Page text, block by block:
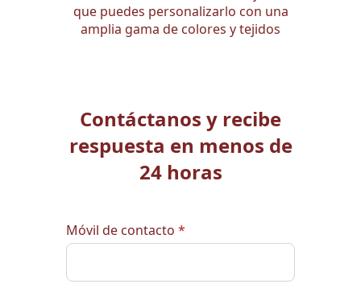
que puedes personalizarlo con una
amplia gama de colores y tejidos
Contáctanos y recibe
respuesta en menos de
24 horas
Móvil de contacto *